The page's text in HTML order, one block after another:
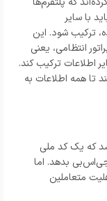
با سایر
ترکیب شود. این
انتظامی، یعنی
اطلاعات ترکیب کند.
تا همه اطلاعات به
گفته شد که یک کد ملی
بدهد. اما
متعاملین